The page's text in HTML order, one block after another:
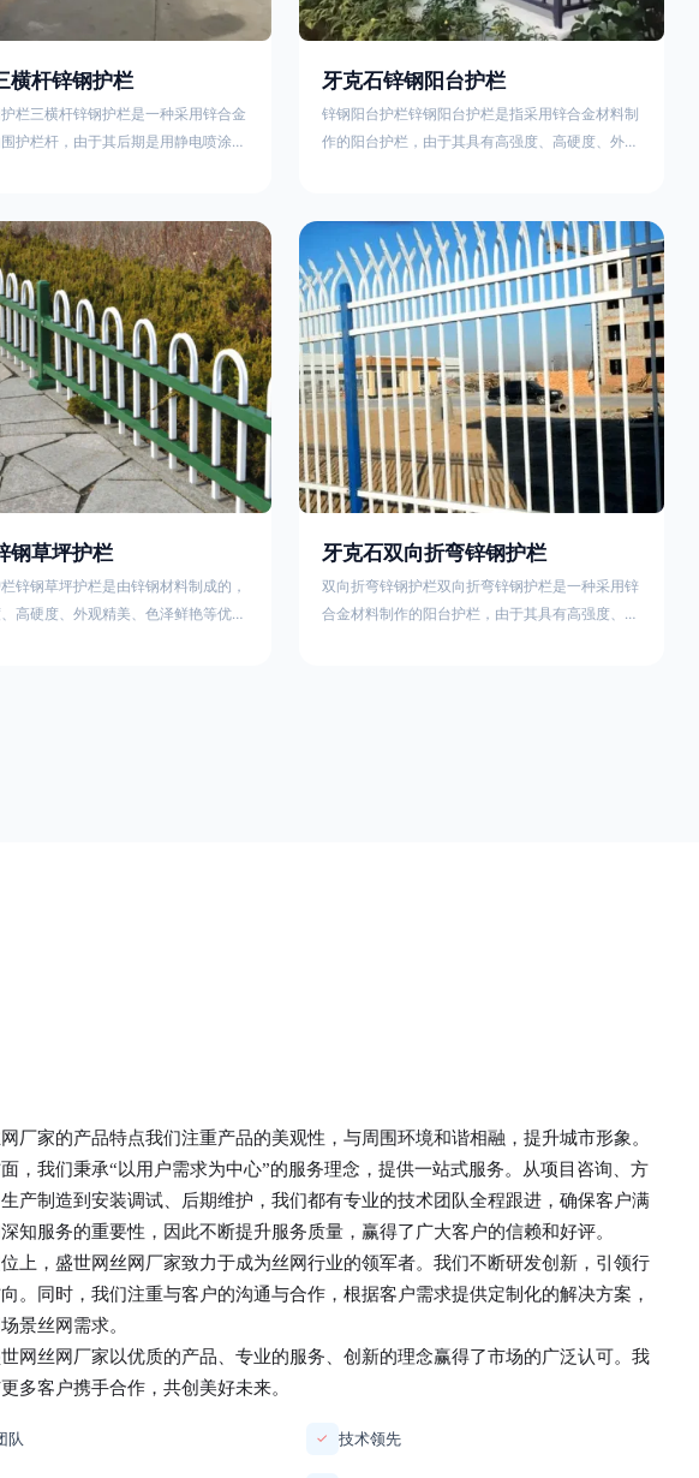
横杆锌钢护栏
栏三横杆锌钢护栏是一种采用锌合金
护栏杆，由于其后期是用静电喷涂处
流产品。星工(XINGGONG)是一家专
栏的公司，其三横杆锌钢护栏特点如
畅，色彩鲜明，稳重大气；2坚固耐
；3样式结构设计多样化满足各种不
。三横杆锌钢护栏的使用方法
牙克石锌钢阳台护栏
锌钢阳台护栏锌钢阳台护栏是指采用锌合金材料制
作的阳台护栏，由于其具有高强度、高硬度、外观
栏锌钢百叶窗锌钢防盗窗锌钢防护栏锌钢配件组合
锌钢组装护栏组装防盗窗组装防护栏组装锌合金组
装。传统的阳台护栏使用铁条材料，需要借助电焊
等工艺技术，而且质地较软、容易生锈、色彩单
一。锌钢阳台护栏的安装方法因情况而异，但是一
般采
钢草坪护栏
锌钢草坪护栏是由锌钢材料制成的，
高硬度、外观精美、色泽鲜艳等优
牙克石双向折弯锌钢护栏
双向折弯锌钢护栏双向折弯锌钢护栏是一种采用锌
合金材料制作的阳台护栏，由于其具有高强度、高
厂家的产品特点我们注重产品的美观性，与周围环境和谐相融，提升城市形象。
，我们秉承“以用户需求为中心”的服务理念，提供一站式服务。从项目咨询、方
产制造到安装调试、后期维护，我们都有专业的技术团队全程跟进，确保客户满
知服务的重要性，因此不断提升服务质量，赢得了广大客户的信赖和好评。
上， 盛世网丝网厂家致力于成为丝网行业的领军者。我们不断研发创新，引领行
。同时，我们注重与客户的沟通与合作，根据客户需求提供定制化的解决方案，
景丝网需求。
网丝网厂家以优质的产品、专业的服务、创新的理念赢得了市场的广泛认可。我
多客户携手合作，共创美好未来。
队 ✓ 技术领先